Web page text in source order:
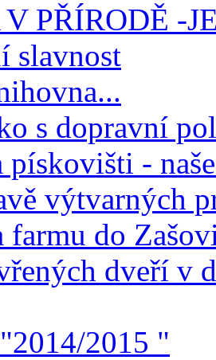
PŘÍRODĚ -
slavnost
s dopravní
pískovišti -
výtvarných
farmu do
dveří v
2015 "